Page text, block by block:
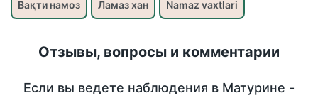
Вақти намоз Ламаз хан Namaz vaxtlari
Отзывы, вопросы и комментарии
Если вы ведете наблюдения в Матурине -